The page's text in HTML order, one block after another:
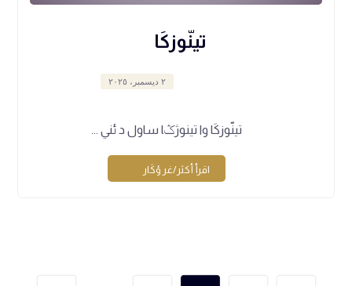
تينّوزكَا
٢ ديسمبر، ٢٠٢٥
تينّوزكَا وا تينوژݣا ساول د ئني ...
اقرأ أكثر/غر ؤكَار